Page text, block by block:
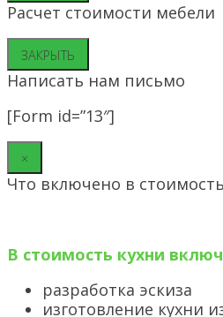
Расчет стоимости мебели
ЗАКРЫТЬ
Написать нам письмо
[Form id=”13″]
×
Что включено в стоимость
В стоимость кухни
разработка эскиза
изготовление кухни